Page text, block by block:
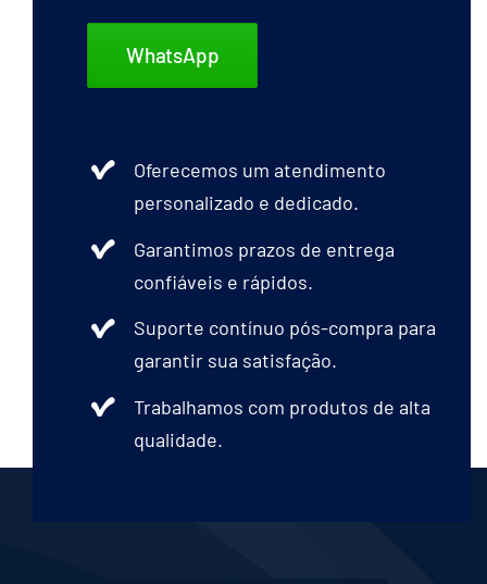
WhatsApp
Oferecemos um atendimento
personalizado e dedicado.
Garantimos prazos de entrega
confiáveis e rápidos.
Suporte contínuo pós-compra para
garantir sua satisfação.
Trabalhamos com produtos de alta
qualidade.